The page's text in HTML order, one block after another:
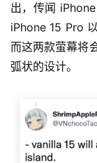
出，传闻
iPhone 15 Pro
而这两款萤幕将
弧状的设计。